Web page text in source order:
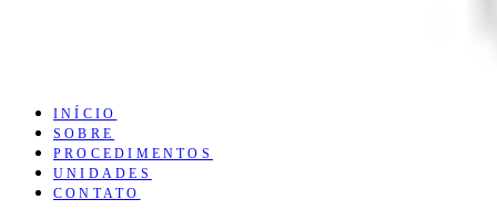
INÍCIO
SOBRE
PROCEDIMENTOS
UNIDADES
CONTATO